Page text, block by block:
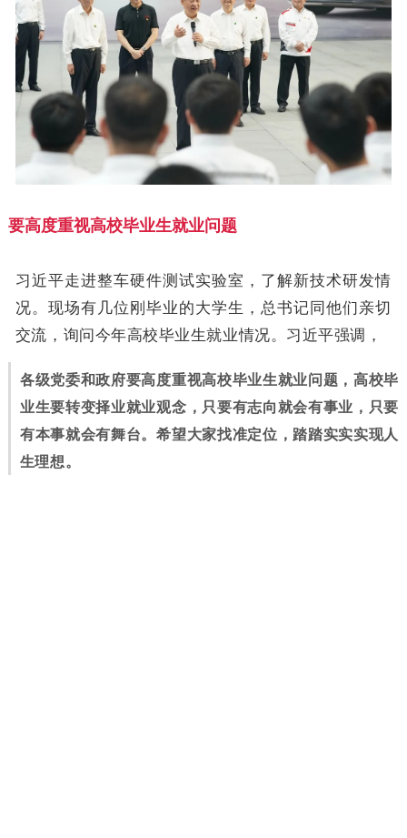
要高度重视高校毕业生就业问题
习近平走进整车硬件测试实验室，了解新技术研发情
况。现场有几位刚毕业的大学生，总书记同他们亲切
交流，询问今年高校毕业生就业情况。习近平强调，
各级党委和政府要高度重视高校毕业生就业问题，高校毕
业生要转变择业就业观念，只要有志向就会有事业，只要
有本事就会有舞台。希望大家找准定位，踏踏实实实现人
生理想。